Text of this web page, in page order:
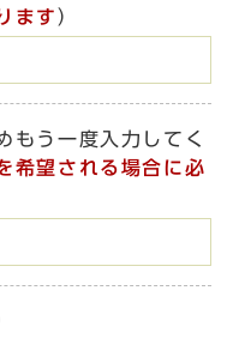
ます ）
もう一度入力してく
希望される場合に必